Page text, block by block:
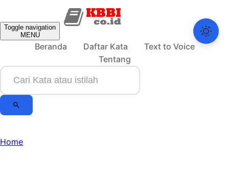
Toggle navigation
MENU
Beranda Daftar Kata
Text to Voice
Tentang
Home